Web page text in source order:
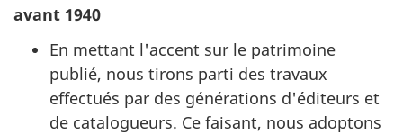
avant 1940
En mettant l'accent sur le patrimoine
publié, nous tirons parti des travaux
effectués par des générations d'éditeurs et
de catalogueurs. Ce faisant, nous adoptons